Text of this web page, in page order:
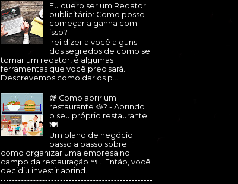
Eu quero ser um Redator
publicitário: Como posso
começar a ganha com
isso?
Irei dizer a você alguns
dos segredos de como se
tornar um redator, é algumas
ferramentas que você precisará.
Descrevemos como dar os p...
🥡 Como abrir um
restaurante 🥘? - Abrindo
o seu próprio restaurante
🍽
Um plano de negócio
passo a passo sobre
como organizar uma empresa no
campo da restauração 🍴 . Então, você
decidiu investir abrind...